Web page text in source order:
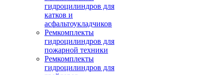
гидроцилиндров для
катков и
асфальтоукладчиков
Ремкомплекты
гидроцилиндров для
пожарной техники
Ремкомплекты
гидроцилиндров для